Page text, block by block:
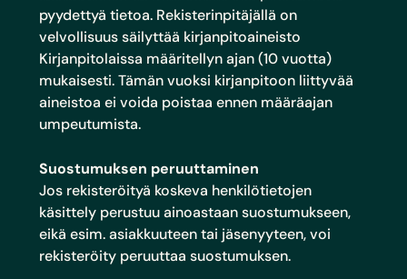
pyydettyä tietoa. Rekisterinpitäjällä on
velvollisuus säilyttää kirjanpitoaineisto
Kirjanpitolaissa määritellyn ajan (10 vuotta)
mukaisesti. Tämän vuoksi kirjanpitoon liittyvää
aineistoa ei voida poistaa ennen määräajan
umpeutumista.
Suostumuksen peruuttaminen
Jos rekisteröityä koskeva henkilötietojen
käsittely perustuu ainoastaan suostumukseen,
eikä esim. asiakkuuteen tai jäsenyyteen, voi
rekisteröity peruuttaa suostumuksen.